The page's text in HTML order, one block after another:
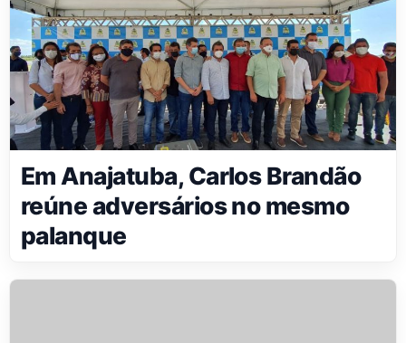
Em Anajatuba, Carlos Brandão
reúne adversários no mesmo
palanque